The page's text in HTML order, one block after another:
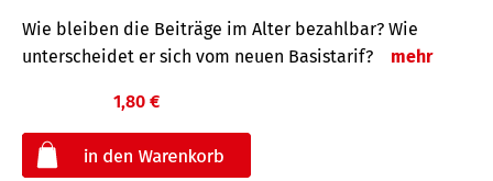
Wie bleiben die Beiträge im Alter bezahlbar? Wie
unterscheidet er sich vom neuen Basistarif?
mehr
1,80 €